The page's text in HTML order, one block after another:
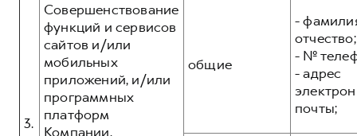
3.
Совершенствование
функций и сервисов
сайтов и/или
мобильных
приложений, и/или
программных
платформ
Компании,
общие
-
отчество;
- №
- адрес
почты;